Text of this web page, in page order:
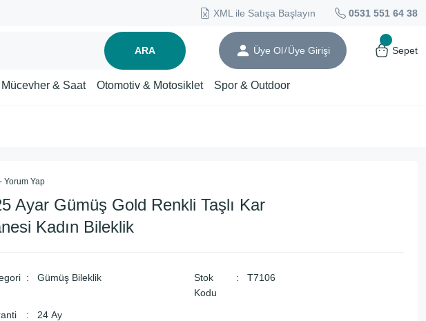
XML ile Satışa Başlayın 0531 551 64 38
ARA Üye Ol/ Üye Girişi Sepet
Mücevher & Saat Otomotiv & Motosiklet Spor & Outdoor
Yorum Yap
Ayar Gümüş Gold Renkli Taşlı Kar
Kadın Bileklik
Gümüş Bileklik
Stok
Kodu
T7106
24 Ay